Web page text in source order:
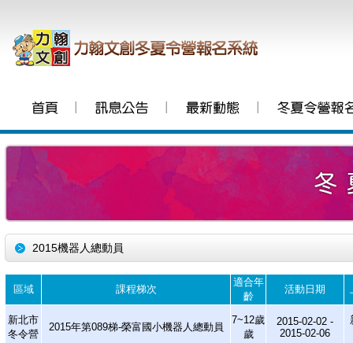
2015機器人總動員
區域 課程梯次
適合年
齡
活動日期
新北市
冬令營
2015年第089梯-榮富國小機器人總動員
7~12歲
歲
2015-02-02 -
2015-02-06